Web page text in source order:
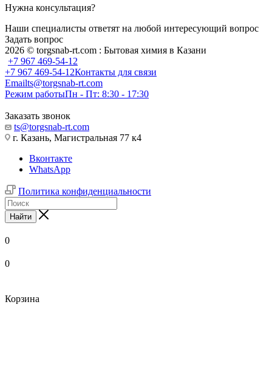
Нужна консультация?
Наши специалисты ответят на любой интересующий вопрос
Задать вопрос
2026 © torgsnab-rt.com : Бытовая химия в Казани
+7 967 469-54-12
+7 967 469-54-12Контакты для связи
Emailts@torgsnab-rt.com
Режим работыПн - Пт: 8:30 - 17:30
Заказать звонок
ts@torgsnab-rt.com
г. Казань, Магистральная 77 к4
Вконтакте
WhatsApp
Политика конфиденциальности
Найти
0
0
Корзина